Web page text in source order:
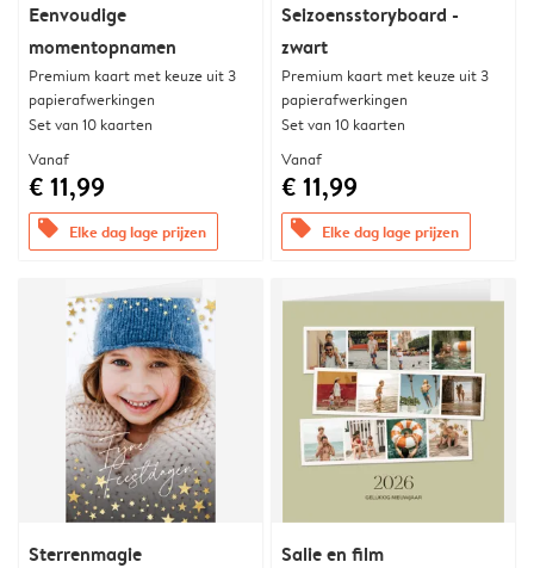
Eenvoudige
momentopnamen
Premium kaart met keuze uit 3
papierafwerkingen
Set van 10 kaarten
Vanaf
€ 11,99
offers Elke dag lage prijzen
Seizoensstoryboard -
zwart
Premium kaart met keuze uit 3
papierafwerkingen
Set van 10 kaarten
Vanaf
€ 11,99
offers Elke dag lage prijzen
Sterrenmagie Salie en film